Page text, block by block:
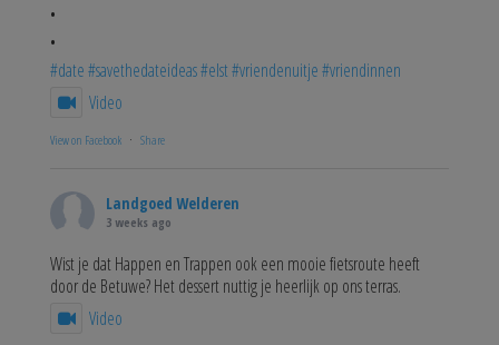
•
•
#date#savethedateideas#elst#vriendenuitje#vriendinnen
Video
View on Facebook · Share
Landgoed Welderen
3 weeks ago
Wist je dat Happen en Trappen ook een mooie fietsroute heeft
door de Betuwe? Het dessert nuttig je heerlijk op ons terras.
Video